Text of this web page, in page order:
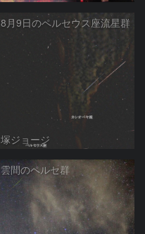
8月9日のペルセウス座流星群
塚ジョージ
雲間のペルセ群